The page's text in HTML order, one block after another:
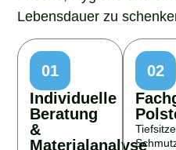
Lebensdauer zu
01
Individuelle
Beratung
&
Materialanalyse
02